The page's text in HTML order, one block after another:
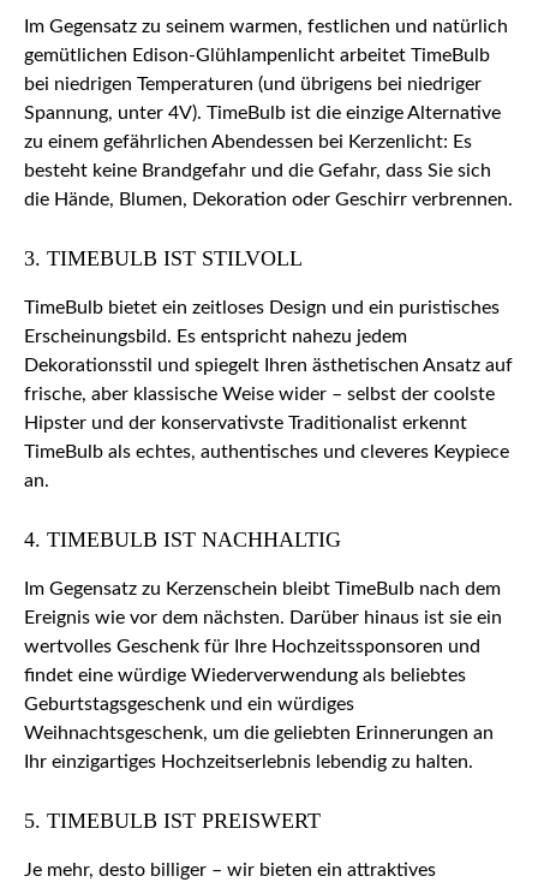
Im Gegensatz zu seinem warmen, festlichen und natürlich
gemütlichen Edison-Glühlampenlicht arbeitet TimeBulb
bei niedrigen Temperaturen (und übrigens bei niedriger
Spannung, unter 4V). TimeBulb ist die einzige Alternative
zu einem gefährlichen Abendessen bei Kerzenlicht: Es
besteht keine Brandgefahr und die Gefahr, dass Sie sich
die Hände, Blumen, Dekoration oder Geschirr verbrennen.
3. TIMEBULB IST STILVOLL
TimeBulb bietet ein zeitloses Design und ein puristisches
Erscheinungsbild. Es entspricht nahezu jedem
Dekorationsstil und spiegelt Ihren ästhetischen Ansatz auf
frische, aber klassische Weise wider – selbst der coolste
Hipster und der konservativste Traditionalist erkennt
TimeBulb als echtes, authentisches und cleveres Keypiece
an.
4. TIMEBULB IST NACHHALTIG
Im Gegensatz zu Kerzenschein bleibt TimeBulb nach dem
Ereignis wie vor dem nächsten. Darüber hinaus ist sie ein
wertvolles Geschenk für Ihre Hochzeitssponsoren und
findet eine würdige Wiederverwendung als beliebtes
Geburtstagsgeschenk und ein würdiges
Weihnachtsgeschenk, um die geliebten Erinnerungen an
Ihr einzigartiges Hochzeitserlebnis lebendig zu halten.
5. TIMEBULB IST PREISWERT
Je mehr, desto billiger – wir bieten ein attraktives